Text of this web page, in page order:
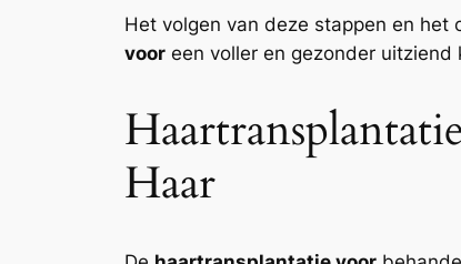
Het volgen van deze stappen en het
voor een voller en gezonder uitziend
Haar